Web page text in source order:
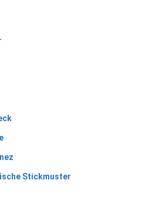
Stickmuster